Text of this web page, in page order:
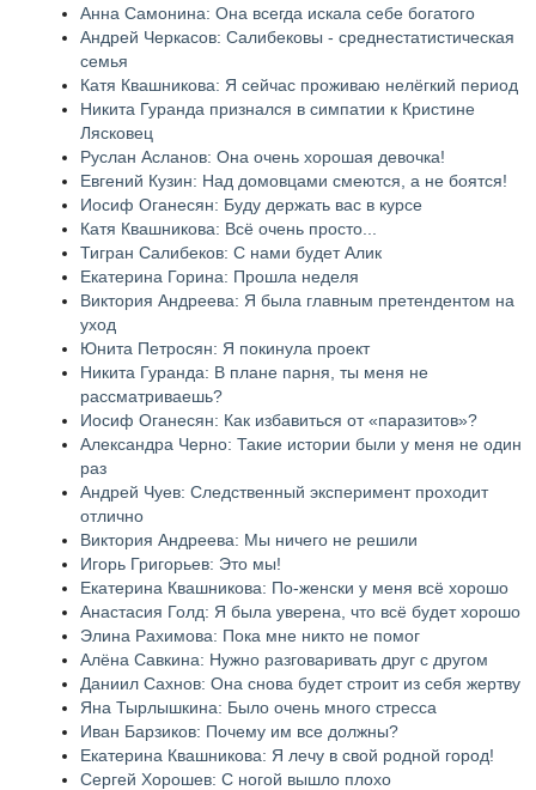
Анна Самонина: Она всегда искала себе богатого
Андрей Черкасов: Салибековы - среднестатистическая
семья
Катя Квашникова: Я сейчас проживаю нелёгкий период
Никита Гуранда признался в симпатии к Кристине
Лясковец
Руслан Асланов: Она очень хорошая девочка!
Евгений Кузин: Над домовцами смеются, а не боятся!
Иосиф Оганесян: Буду держать вас в курсе
Катя Квашникова: Всё очень просто...
Тигран Салибеков: С нами будет Алик
Екатерина Горина: Прошла неделя
Виктория Андреева: Я была главным претендентом на
уход
Юнита Петросян: Я покинула проект
Никита Гуранда: В плане парня, ты меня не
рассматриваешь?
Иосиф Оганесян: Как избавиться от «паразитов»?
Александра Черно: Такие истории были у меня не один
раз
Андрей Чуев: Следственный эксперимент проходит
отлично
Виктория Андреева: Мы ничего не решили
Игорь Григорьев: Это мы!
Екатерина Квашникова: По-женски у меня всё хорошо
Анастасия Голд: Я была уверена, что всё будет хорошо
Элина Рахимова: Пока мне никто не помог
Алёна Савкина: Нужно разговаривать друг с другом
Даниил Сахнов: Она снова будет строит из себя жертву
Яна Тырлышкина: Было очень много стресса
Иван Барзиков: Почему им все должны?
Екатерина Квашникова: Я лечу в свой родной город!
Сергей Хорошев: С ногой вышло плохо